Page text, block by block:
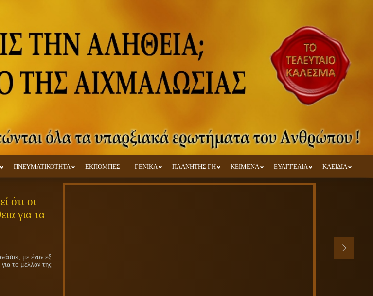
ΠΝΕΥΜΑΤΙΚΟΤΗΤΑ ΕΚΠΟΜΠΕΣ ΓΕΝΙΚΑ ΠΛΑΝΗΤΗΣ ΓΗ ΚΕΙΜΕΝΑ ΕΥΑΓΓΕΛΙΑ ΚΛΕΙΔΙΑ
ότι οι
για τα
με έναν εξ
το μέλλον της